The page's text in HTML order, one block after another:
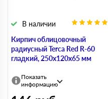
Кирпич облицовочный
радиусный Terca Red R-60
гладкий, 250х120х65 мм
В наличии
Показать
информацию